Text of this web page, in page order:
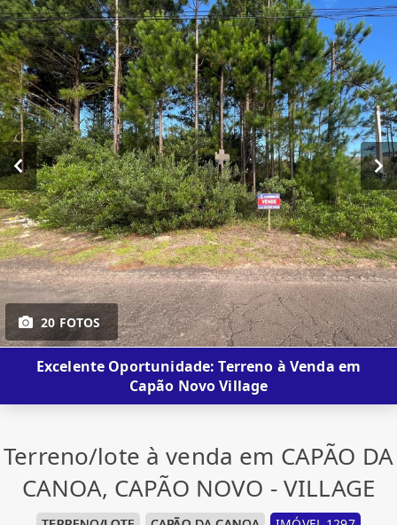
20 FOTOS
Excelente Oportunidade: Terreno à Venda em
Capão Novo Village
Terreno/lote à venda em CAPÃO DA
CANOA, CAPÃO NOVO - VILLAGE